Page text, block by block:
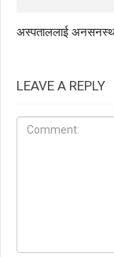
अस्पताललाई
LEAVE A REPLY